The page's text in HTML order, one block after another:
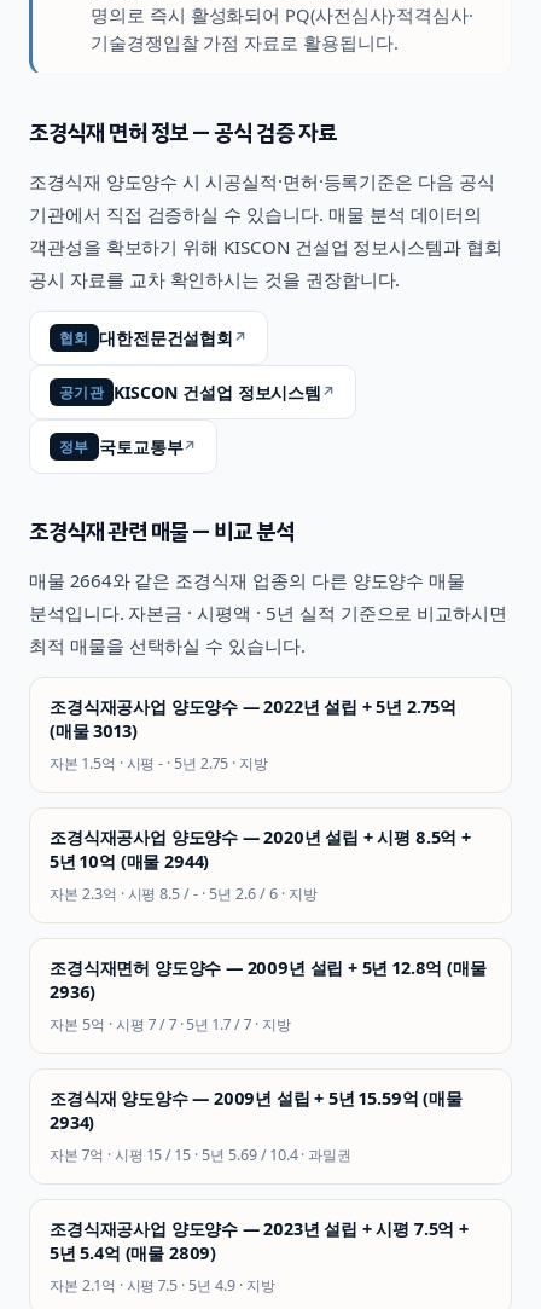
명의로 즉시 활성화되어 PQ(사전심사)·적격심사·
기술경쟁입찰 가점 자료로 활용됩니다.
조경식재면허 정보 — 공식 검증 자료
조경식재 양도양수 시 시공실적·면허·등록기준은 다음 공식
기관에서 직접 검증하실 수 있습니다. 매물 분석 데이터의
객관성을 확보하기 위해 KISCON 건설업 정보시스템과 협회
공시 자료를 교차 확인하시는 것을 권장합니다.
협회 대한전문건설협회↗
공기관 KISCON 건설업 정보시스템↗
정부 국토교통부↗
조경식재관련 매물 — 비교 분석
매물 2664와 같은 조경식재 업종의 다른 양도양수 매물
분석입니다. 자본금 · 시평액 · 5년 실적 기준으로 비교하시면
최적 매물을 선택하실 수 있습니다.
조경식재공사업 양도양수 — 2022년 설립 + 5년 2.75억
(매물 3013)
자본 1.5억 · 시평- · 5년2.75· 지방
조경식재공사업 양도양수 — 2020년 설립 + 시평 8.5억 +
5년 10억 (매물 2944)
자본 2.3억 · 시평8.5 / - · 5년 2.6 / 6· 지방
조경식재면허 양도양수 — 2009년 설립 + 5년 12.8억 (매물
2936)
자본 5억 · 시평 7 / 7· 5년1.7 / 7 · 지방
조경식재 양도양수 — 2009년 설립 + 5년 15.59억 (매물
2934)
자본 7억 · 시평 15 / 15 · 5년 5.69 / 10.4·과밀권
조경식재공사업 양도양수 — 2023년 설립 + 시평 7.5억 +
5년 5.4억 (매물 2809)
자본 2.1억 · 시평7.5 · 5년4.9· 지방